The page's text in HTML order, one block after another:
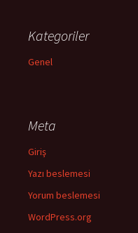
Kategoriler
Genel
Meta
Giriş
Yazı beslemesi
Yorum beslemesi
WordPress.org